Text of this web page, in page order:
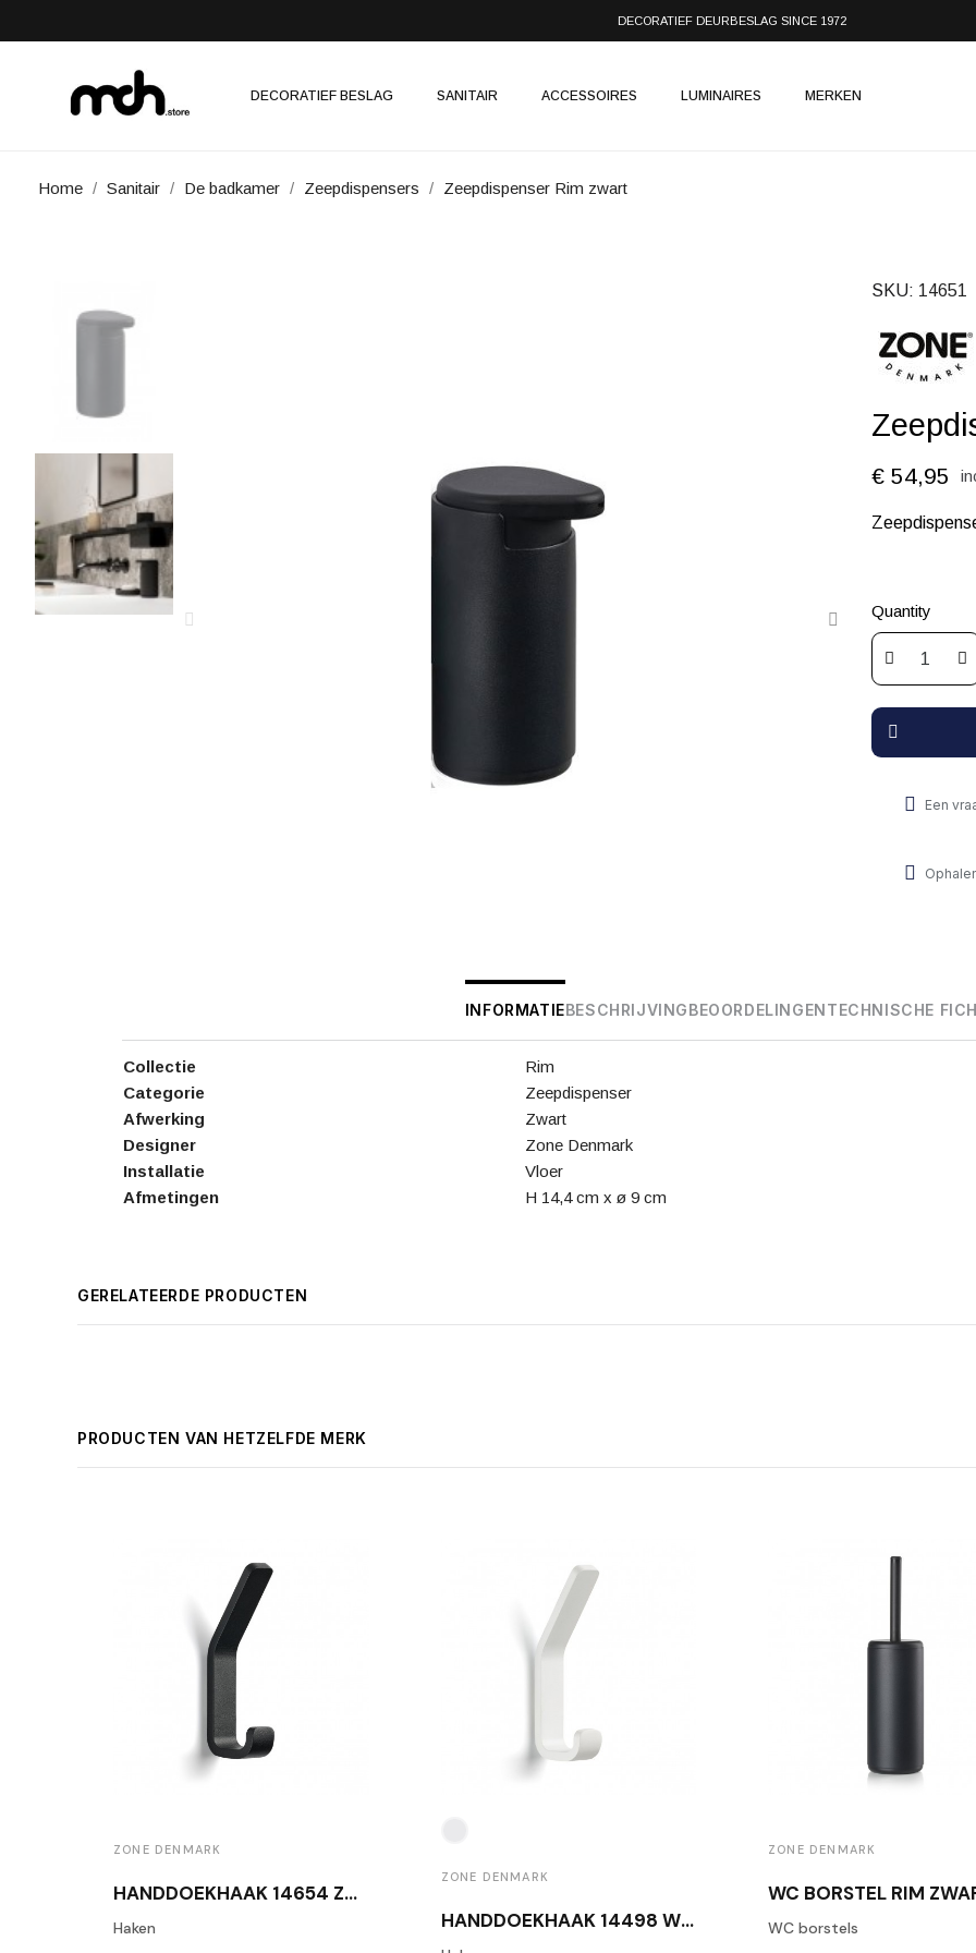
DECORATIEF DEURBESLAG SINCE 1972
DECORATIEF BESLAG SANITAIR ACCESSOIRES LUMINAIRES MERKEN
Home Sanitair De badkamer Zeepdispensers Zeepdispenser Rim zwart
SKU 14651
€ 54,95
Quantity
Een
INFORMATIEBESCHRIJVINGBEOORDELINGENTECHNISCHE
Collectie
Rim
Categorie
Zeepdispenser
Afwerking
Zwart
Designer
Zone Denmark
Installatie
Vloer
Afmetingen
H 14,4 cm x ø 9 cm
GERELATEERDE PRODUCTEN
PRODUCTEN VAN HETZELFDE MERK
ZONE DENMARK
HANDDOEKHAAK 14654 ZWART
Haken
ZONE DENMARK
HANDDOEKHAAK 14498 WIT
ZONE DENMARK
WC BORSTEL RIM
WC borstels